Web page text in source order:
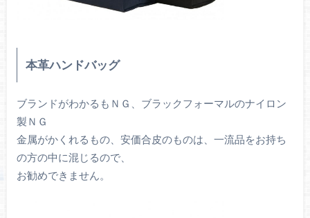
本革ハンドバッグ
ブランドがわかるもＮＧ、ブラックフォーマルのナイロン
製ＮＧ
金属がかくれるもの、安価合皮のものは、一流品をお持ち
の方の中に混じるので、
お勧めできません。